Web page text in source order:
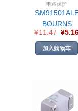
电路保护
BOURNS
¥11.47 ¥
加入购物车